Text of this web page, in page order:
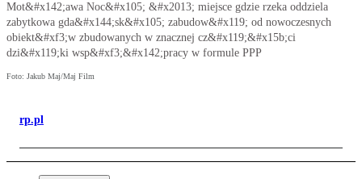
Mot&#x142;awa Noc&#x105; &#x2013; miejsce gdzie rzeka oddziela
zabytkowa gda&#x144;sk&#x105; zabudow&#x119; od nowoczesnych
obiekt&#xf3;w zbudowanych w znacznej cz&#x119;&#x15b;ci
dzi&#x119;ki wsp&#xf3;&#x142;pracy w formule PPP
Foto: Jakub Maj/Maj Film
rp.pl